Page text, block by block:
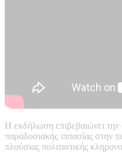
Η εκδήλωση επιβεβαιώνει
παραδοσιακής ιππασίας στην
πλούσιας πολιτιστικής